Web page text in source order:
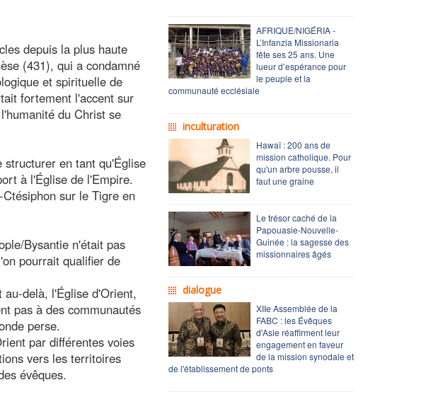
depuis la plus haute
(431), qui a condamné
et spirituelle de
fortement l'accent sur
du Christ se
en tant qu'Église
à l'Église de l'Empire.
sur le Tigre en
Bysantie n'était pas
pourrait qualifier de
delà, l'Église d'Orient,
pas à des communautés
perse.
par différentes voies
vers les territoires
évêques.
AFRIQUE/NIGÉRIA -
L’Infanzia Missionaria
fête ses 25 ans. Une
lueur d’espérance pour
le peuple et la
communauté ecclésiale
inculturation
Hawaï : 200 ans de
mission catholique. Pour
qu'un arbre pousse, il
faut une graine
Le trésor caché de la
Papouasie-Nouvelle-
Guinée : la sagesse des
missionnaires âgés
dialogue
XIIe Assemblée de la
FABC : les Évêques
d'Asie réaffirment leur
engagement en faveur
de la mission synodale et
de l'établissement de ponts